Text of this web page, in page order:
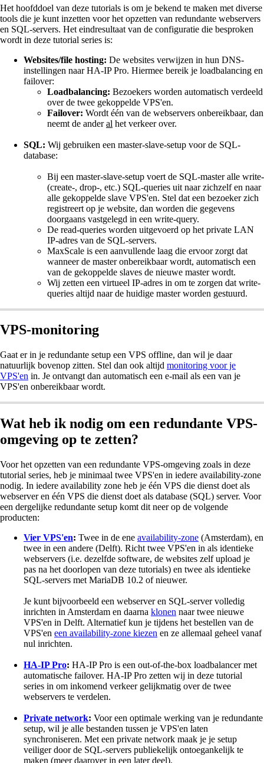
Het hoofddoel van deze tutorials is om je bekend te maken met diverse
tools die je kunt inzetten voor het opzetten van redundante webservers
en SQL-servers. Het eindresultaat van de configuratie die besproken
wordt in deze tutorial series is:
Websites/file hosting: De websites verwijzen in hun DNS-
instellingen naar HA-IP Pro. Hiermee bereik je loadbalancing en
failover:
Loadbalancing: Bezoekers worden automatisch verdeeld
over de twee gekoppelde VPS'en.
Failover: Wordt één van de webservers onbereikbaar, dan
neemt de anderal het verkeer over.
SQL: Wij gebruiken een master-slave-setup voor de SQL-
database:
Bij een master-slave-setup voert de SQL-master alle write-
(create-, drop-, etc.) SQL-queries uit naar zichzelf en naar
alle gekoppelde slave VPS'en. Stel dat een bezoeker zich
registreert op je website, dan worden die gegevens
doorgaans vastgelegd in een write-query.
De read-queries worden uitgevoerd op het private LAN
IP-adres van de SQL-servers.
MaxScale is een aanvullende laag die ervoor zorgt dat
wanneer de master onbereikbaar wordt, automatisch een
van de gekoppelde slaves de nieuwe master wordt.
Wij zetten een virtueel IP-adres in om te zorgen dat write-
queries altijd naar de huidige master worden gestuurd.
VPS-monitoring
Gaat er in je redundante setup een VPS offline, dan wil je daar
natuurlijk bovenop zitten. Stel dan ook altijd monitoring voor je
VPS'en in. Je ontvangt dan automatisch een e-mail als een van je
VPS'en onbereikbaar wordt.
Wat heb ik nodig om een redundante VPS-
omgeving op te zetten?
Voor het opzetten van een redundante VPS-omgeving zoals in deze
tutorial series, heb je minimaal twee VPS'en in iedere availability-zone
nodig. In iedere availability zone heb je één VPS die dienst doet als
webserver en één VPS die dienst doet als database (SQL) server. Voor
een dergelijke redundante setup komt dit neer op de volgende
producten:
Vier VPS'en: Twee in de ene availability-zone (Amsterdam), en
twee in een andere (Delft). Richt twee VPS'en in als identieke
webservers (i.e. dezelfde software, de websites zelf upload je
pas na het doorlopen van deze tutorials) en twee als identieke
SQL-servers met MariaDB 10.2 of nieuwer.
Je kunt bijvoorbeeld een webserver en SQL-server volledig
inrichten in Amsterdam en daarna klonen naar twee nieuwe
VPS'en in Delft. Alternatief kun je tijdens het bestellen van de
VPS'en een availability-zone kiezen en ze allemaal geheel vanaf
nul inrichten.
HA-IP Pro: HA-IP Pro is een out-of-the-box loadbalancer met
automatische failover. HA-IP Pro zetten wij in deze tutorial
series in om inkomend verkeer gelijkmatig over de twee
webservers te verdelen.
Private network: Voor een optimale werking van je redundante
setup, wil je alle bestanden tussen je VPS'en laten
synchroniseren. Met een private network maak je je setup
veiliger door de SQL-servers publiekelijk ontoegankelijk te
maken (meer daarover in een later deel).